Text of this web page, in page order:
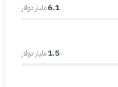
6.1مليار دولار
1.5مليار دولار